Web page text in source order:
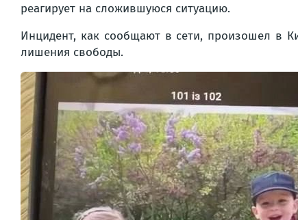
реагирует на сложившуюся ситуацию.
Инцидент, как сообщают в сети, произошел в
лишения свободы.